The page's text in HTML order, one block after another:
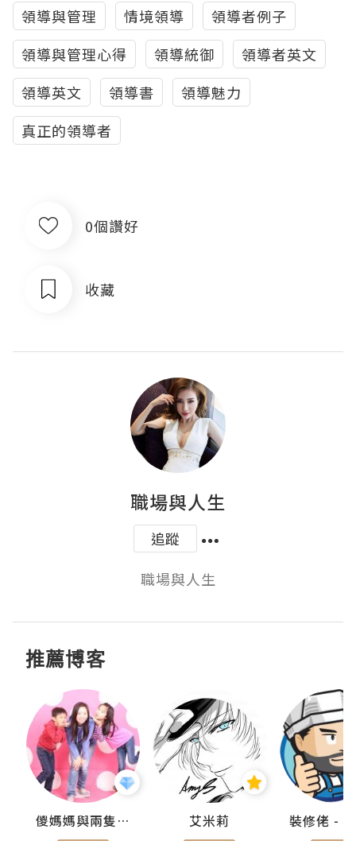
領導與管理 情境領導
領導者例子
領導與管理心得
領導統御
領導者英文
領導英文
領導書
領導魅力
真正的領導者
0個讚好
收藏
職場與人生
追蹤
職場與人生
推薦博客
儍媽媽與兩隻小魔怪之家 艾米莉